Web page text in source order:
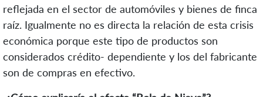
reflejada en el sector de automóviles y bienes de finca
raíz. Igualmente no es directa la relación de esta crisis
económica porque este tipo de productos son
considerados crédito- dependiente y los del fabricante
son de compras en efectivo.